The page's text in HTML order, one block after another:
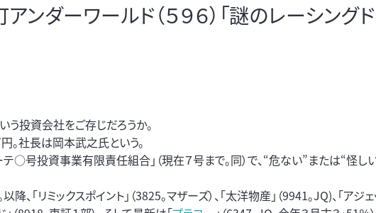
ダーワールド（５９６）「謎のレーシング
う投資会社をご存じだろうか。
。社長は岡本武之氏という。
○号投資事業有限責任組合」（現在７号まで。同）で、“危ない”または“怪し
降、「リミックスポイント」（3825。マザーズ）、「太洋物産」（9941。JQ)、「アジ